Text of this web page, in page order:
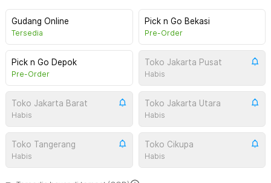
Gudang Online
Tersedia
Pick n Go Bekasi
Pre-Order
Pick n Go Depok
Pre-Order
Toko Jakarta Pusat
Habis
Toko Jakarta Barat
Habis
Toko Jakarta Utara
Habis
Toko Tangerang
Habis
Toko Cikupa
Habis